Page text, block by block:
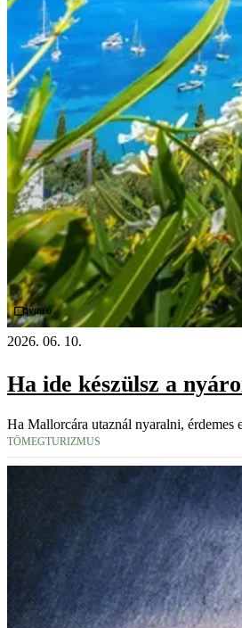
Videó
2026. 06. 10.
Ha ide készülsz a
Ha Mallorcára utaznál nyaralni, érdemes
TÖMEGTURIZMUS